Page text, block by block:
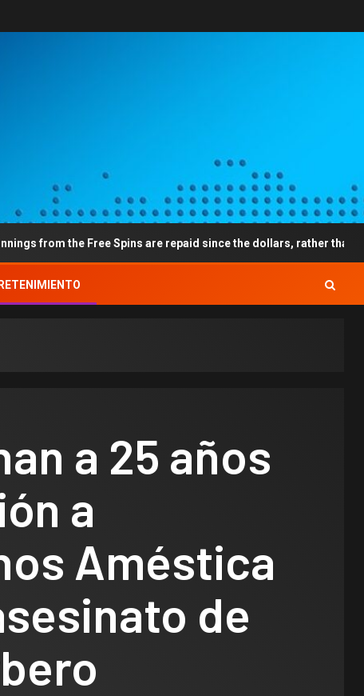
the Free Spins are repaid since the dollars, rather than betting
a 25 años
a
Améstica
de